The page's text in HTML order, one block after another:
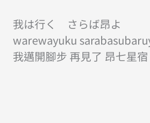
我は行く さらば昂よ
warewayuku
我邁開腳步 再見了 昂七星宿